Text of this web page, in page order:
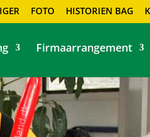
FOTO HISTORIEN BAG
Firmaarrangement